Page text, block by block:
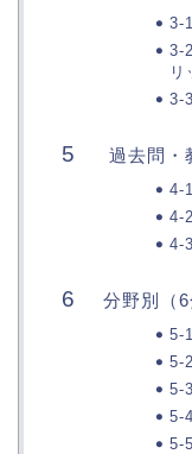
3-
3-
リ
3-
過去問・
4-
4-
4-
分野別（
5-
5-
5-
5-
5-